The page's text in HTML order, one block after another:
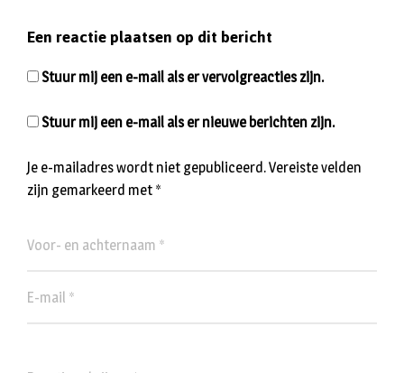
Een reactie plaatsen op dit bericht
Je e-mailadres wordt niet gepubliceerd.Vereiste velden
zijn gemarkeerd met *
Stuur mij een e-mail als er vervolgreacties zijn.
Stuur mij een e-mail als er nieuwe berichten zijn.